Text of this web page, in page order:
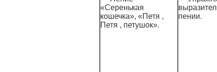
«Серенькая
кошечка», «Петя ,
Петя , петушок».
пении.